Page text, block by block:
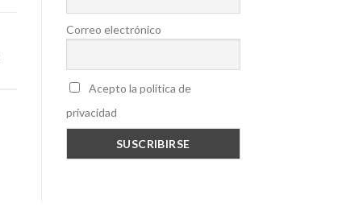
Correo electrónico
Acepto la política de
privacidad